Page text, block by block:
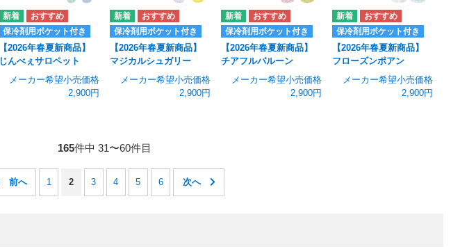
保冷剤用ポケット付き
【2026年春夏新商品】
じんべぇサロペット
メーカー希望小売価格
2,900円
保冷剤用ポケット付き
【2026年春夏新商品】
マジカルシュガリー
メーカー希望小売価格
2,900円
保冷剤用ポケット付き
【2026年春夏新商品】
チアフルバルーン
メーカー希望小売価格
2,900円
保冷剤用ポケット付き
【2026年春夏新商品】
フローズンポアン
メーカー希望小売価格
2,900円
165件中 31〜60件目
1 2 3 4 5 6